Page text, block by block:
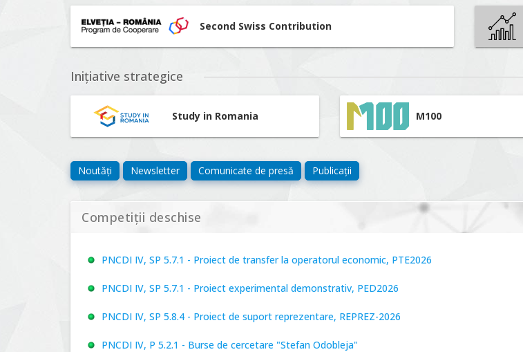
Second Swiss Contribution
Inițiative strategice
Study in Romania M100
Noutăți Newsletter Comunicate de presă Publicații
Competiții deschise
PNCDI IV, SP 5.7.1 - Proiect de transfer la operatorul economic, PTE2026
PNCDI IV, SP 5.7.1 - Proiect experimental demonstrativ, PED2026
PNCDI IV, SP 5.8.4 - Proiect de suport reprezentare, REPREZ-2026
PNCDI IV, P 5.2.1 - Burse de cercetare "Stefan Odobleja"